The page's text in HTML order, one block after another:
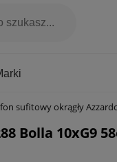
okrągły Azzardo
Bolla 10xG9